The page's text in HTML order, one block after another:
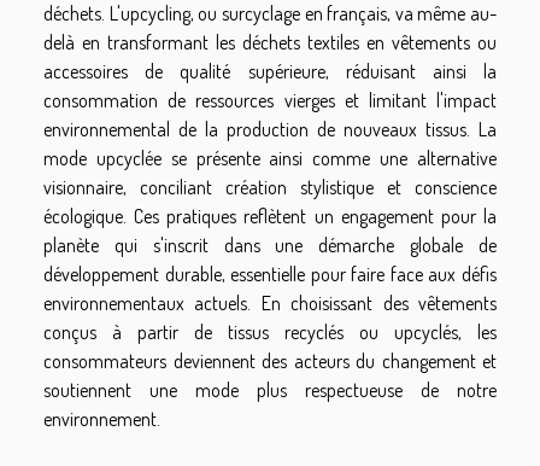
déchets. L'upcycling, ou surcyclage en français, va même au-
delà en transformant les déchets textiles en vêtements ou
accessoires de qualité supérieure, réduisant ainsi la
consommation de ressources vierges et limitant l'impact
environnemental de la production de nouveaux tissus. La
mode upcyclée se présente ainsi comme une alternative
visionnaire, conciliant création stylistique et conscience
écologique. Ces pratiques reflètent un engagement pour la
planète qui s'inscrit dans une démarche globale de
développement durable, essentielle pour faire face aux défis
environnementaux actuels. En choisissant des vêtements
conçus à partir de tissus recyclés ou upcyclés, les
consommateurs deviennent des acteurs du changement et
soutiennent une mode plus respectueuse de notre
environnement.